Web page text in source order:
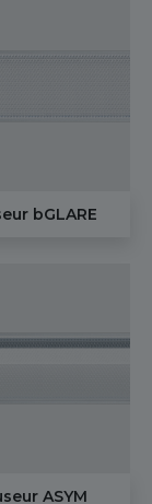
bGLARE
ASYM